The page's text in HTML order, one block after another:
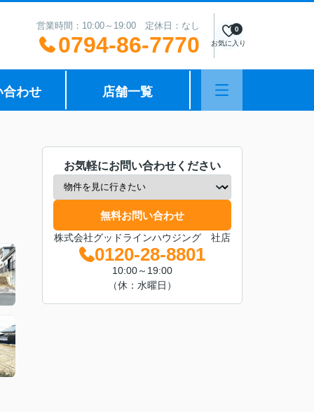
営業時間：10:00～19:00 定休日：なし
0794-86-7770 お気に入り
0
合わせ 店舗一覧
お気軽にお問い合わせください
無料お問い合わせ
株式会社グッドラインハウジング 社店
0120-28-8801
10:00～19:00
（休：水曜日）